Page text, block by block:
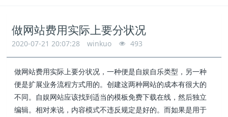
做网站费用实际上要分状况
2020-07-21 20:07:28 winkuo 493
做网站费用实际上要分状况，一种便是自娱自乐类型，另一种
便是扩展业务流程方式用的。创建这两种网站的成本有很大的
不同。自娱网站应该找到适当的模板免费下载在线，然后独立
编辑。相对来说，内容模式不违反规定是好的。而如果是用于